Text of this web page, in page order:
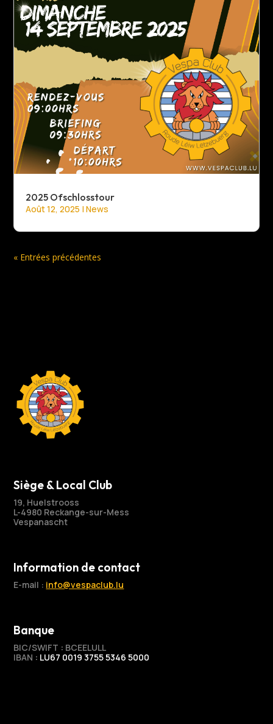
2025 Ofschlosstour
Août 12, 2025 |News
« Entrées précédentes
Siège & Local Club
19, Huelstrooss
L-4980 Reckange-sur-Mess
Vespanascht
Information de contact
E-mail : info@vespaclub.lu
Banque
BIC/SWIFT : BCEELULL
IBAN : LU67 0019 3755 5346 5000